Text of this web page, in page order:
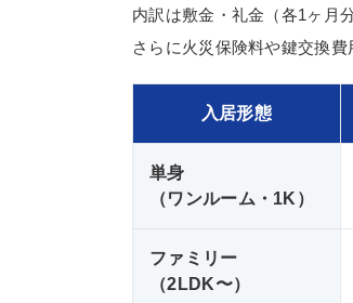
内訳は敷金・礼金（各1ヶ月
さらに火災保険料や鍵交換
入居形態
単身
（ワンルーム・1K）
ファミリー
（2LDK〜）